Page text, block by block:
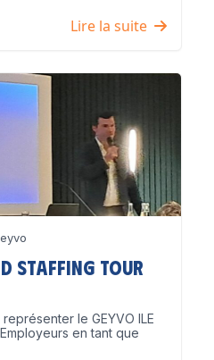
Lire la suite
Staffing Tour
le GEYVO ILE
en tant que